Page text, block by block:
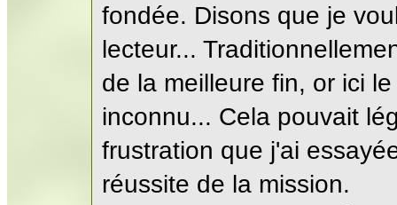
fondée. Disons que je
lecteur...
de la meilleure fin, or ici
inconnu... Cela pouvait
frustration que j'ai
réussite de la mission.